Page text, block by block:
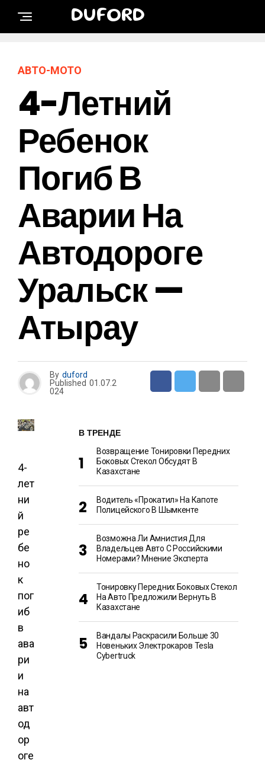
DUFORD
АВТО-МОТО
4-Летний
Ребенок
Погиб В
Аварии На
Автодороге
Уральск —
Атырау
By duford
Published 01.07.2
024
4-
лет
ни
й
ре
бе
но
к
пог
иб
в
ава
ри
и
на
авт
од
ор
оге
В ТРЕНДЕ
Возвращение Тонировки Передних
Боковых Стекол Обсудят В
Казахстане
Водитель «прокатил» На Капоте
Полицейского В Шымкенте
Возможна Ли Амнистия Для
Владельцев Авто С Российскими
Номерами? Мнение Эксперта
Тонировку Передних Боковых Стекол
На Авто Предложили Вернуть В
Казахстане
Вандалы Раскрасили Больше 30
Новеньких Электрокаров Tesla
Cybertruck